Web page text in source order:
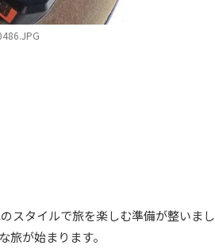
スタイルで旅を楽しむ準備が整いまし
が始まります。